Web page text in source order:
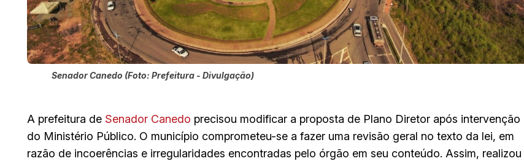
Senador Canedo (Foto: Prefeitura - Divulgação)
A prefeitura de Senador Canedo precisou modificar a proposta de Plano Diretor após intervenção
do Ministério Público. O município comprometeu-se a fazer uma revisão geral no texto da lei, em
razão de incoerências e irregularidades encontradas pelo órgão em seu conteúdo. Assim, realizou